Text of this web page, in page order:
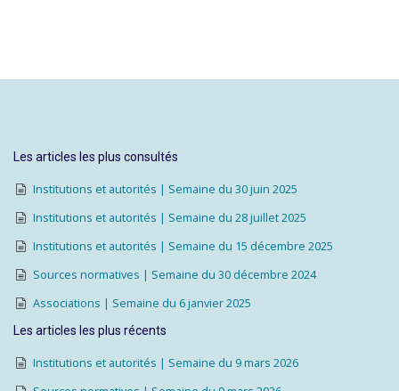
Les articles les plus consultés
Institutions et autorités | Semaine du 30 juin 2025
Institutions et autorités | Semaine du 28 juillet 2025
Institutions et autorités | Semaine du 15 décembre 2025
Sources normatives | Semaine du 30 décembre 2024
Associations | Semaine du 6 janvier 2025
Les articles les plus récents
Institutions et autorités | Semaine du 9 mars 2026